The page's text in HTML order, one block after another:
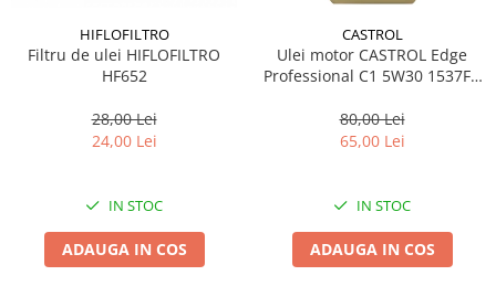
HIFLOFILTRO
Filtru de ulei HIFLOFILTRO
HF652
28,00 Lei
24,00 Lei
IN STOC
ADAUGA IN COS
CASTROL
Ulei motor CASTROL Edge
Professional C1 5W30 1537FB
80,00 Lei
65,00 Lei
IN STOC
ADAUGA IN COS